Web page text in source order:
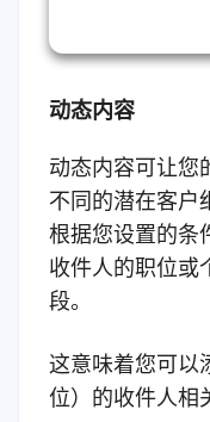
动态内容
动态内容可让您
不同的潜在客户
根据您设置的条
收件人的职位或
段。
这意味着您可以
位）的收件人相